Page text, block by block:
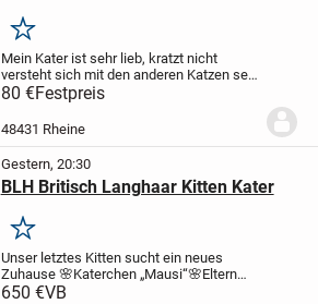
Merken
Mein Kater ist sehr lieb, kratzt nicht
versteht sich mit den anderen Katzen sehr
gut. Sie können ihre Katze zu uns bringen.
Ihre Katze bleibt 4-5 Tagen bei uns, falls
es bei der ersten Deckung nicht...
80 €Festpreis
48431 Rheine
Gestern, 20:30
BLH Britisch Langhaar Kitten Kater
Merken
Unser letztes Kitten sucht ein neues
Zuhause 🌸Katerchen „Mausi“🌸Eltern
beide reinrassig Britisch Langhaar
650 €VB